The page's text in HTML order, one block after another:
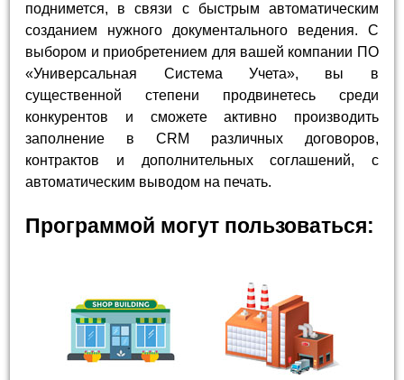
поднимется, в связи с быстрым автоматическим
созданием нужного документального ведения. С
выбором и приобретением для вашей компании ПО
«Универсальная Система Учета», вы в
существенной степени продвинетесь среди
конкурентов и сможете активно производить
заполнение в CRM различных договоров,
контрактов и дополнительных соглашений, с
автоматическим выводом на печать.
Программой могут пользоваться: